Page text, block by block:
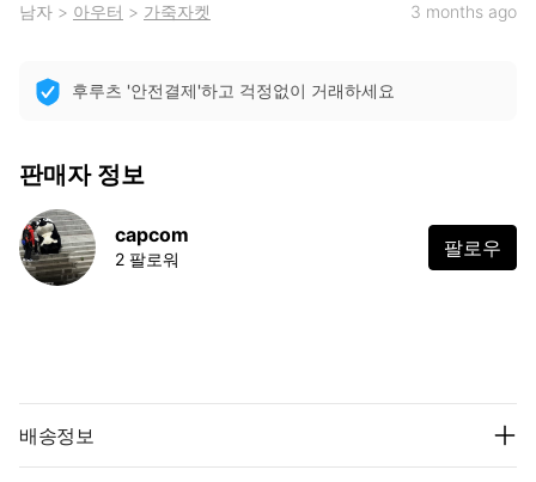
남자 > 아우터 > 가죽자켓 3 months ago
후루츠 '안전결제'하고 걱정없이 거래하세요
판매자 정보
capcom
2 팔로워 팔로우
배송정보